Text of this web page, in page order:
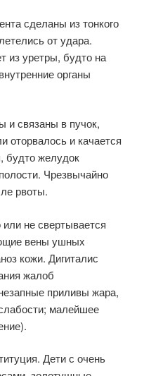
сделаны из тонкого
от удара.
из уретры, будто на
органы
и связаны в пучок,
оторвалось и качается
будто желудок
Чрезвычайно
рвоты.
не свертывается
вены ушных
кожи. Дигиталис
жалоб
приливы жара,
малейшее
Дети с очень